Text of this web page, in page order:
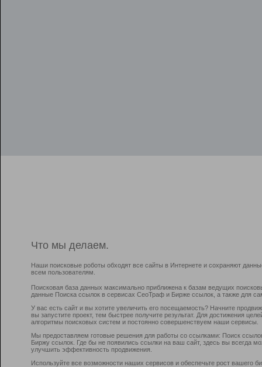
Что мы делаем.
Наши поисковые роботы обходят все сайты в Интернете и сохраняют
всем пользователям.
Поисковая база данных максимально приближена к базам ведущих
данные Поиска ссылок в сервисах СеоТраф и Бирже ссылок, а также для
У вас есть сайт и вы хотите увеличить его посещаемость? Начните
вы запустите проект, тем быстрее получите результат. Для достижения
алгоритмы поисковых систем и постоянно совершенствуем наши сервисы.
Мы предоставляем готовые решения для работы со ссылками: Поиск
Биржу ссылок. Где бы не появились ссылки на ваш сайт, здесь вы всегда
улучшить эффективность продвижения.
Используйте все возможности наших сервисов и обеспечьте рост вашего